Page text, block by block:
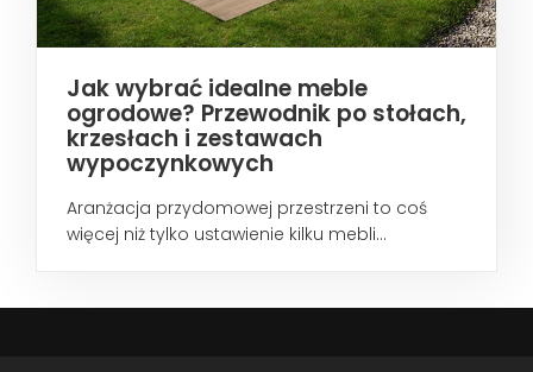
Jak wybrać idealne meble
ogrodowe? Przewodnik po stołach,
krzesłach i zestawach
wypoczynkowych
Aranżacja przydomowej przestrzeni to coś
więcej niż tylko ustawienie kilku mebli...